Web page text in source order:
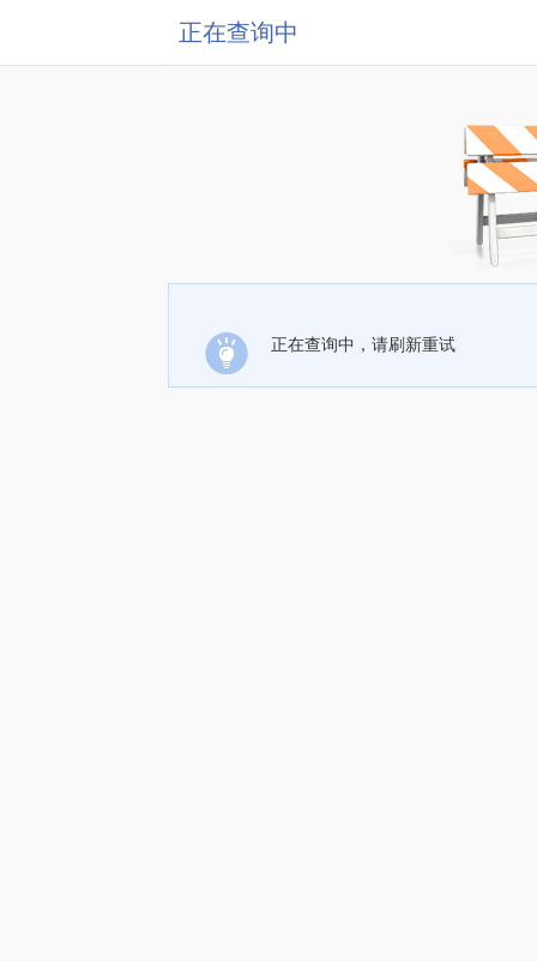
正在查询中
正在查询中，请刷新重试